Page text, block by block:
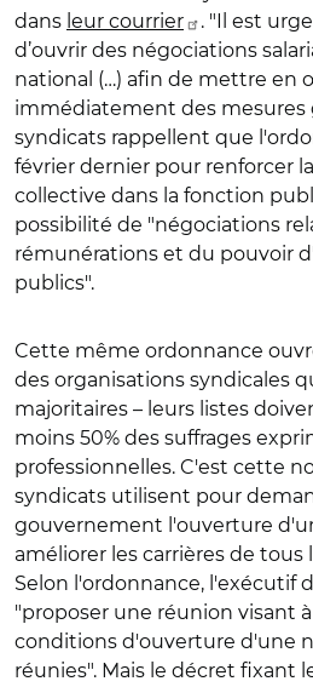
dans leur courrier
. "Il est
d’ouvrir des négociations
national (…) afin de mettre en
immédiatement des mesures
syndicats rappellent que
février dernier pour renforcer
collective dans la fonction
possibilité de "négociations
rémunérations et du pouvoir
publics".
Cette même ordonnance
des organisations syndicales
majoritaires – leurs listes
moins 50% des suffrages
professionnelles. C'est cette
syndicats utilisent pour
gouvernement l'ouverture
améliorer les carrières de tous
Selon l'ordonnance, l'exécutif
"proposer une réunion visant
conditions d'ouverture d'une
réunies". Mais le décret fixant